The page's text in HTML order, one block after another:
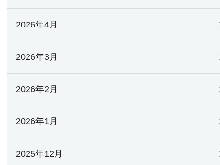
2026年4月
2026年3月
2026年2月
2026年1月
2025年12月